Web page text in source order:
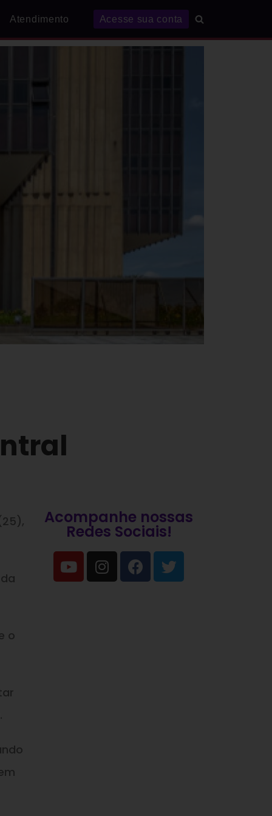
Atendimento Acesse sua conta
o
Acompanhe nossas
Redes Sociais!